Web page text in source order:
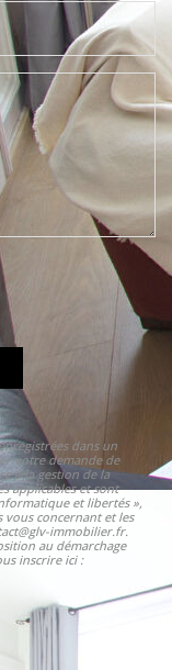
dans un
votre demande de
à la gestion de la
applicables et sont
et libertés »,
vous concernant et les
immobilier.fr.
au démarchage
inscrire ici :